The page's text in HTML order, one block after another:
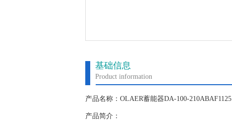
基础信息
Product information
产品名称：OLAER蓄能器DA-100-210ABAF1125
产品简介：